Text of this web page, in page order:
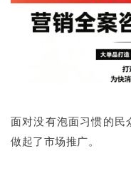
面对没有泡面习惯的
做起了市场推广。